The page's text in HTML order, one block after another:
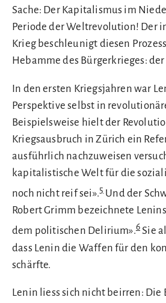
Sache: Der Kapitalismus im
Periode der Weltrevolution! Der
Krieg beschleunigt diesen
Hebamme des Bürgerkrieges:
In den ersten Kriegsjahren war
Perspektive selbst in
Beispielsweise hielt der
Kriegsausbruch in Zürich ein
ausführlich nachzuweisen
kapitalistische Welt für die
noch nicht reif sei».5Und der
Robert Grimm bezeichnete
dem politischen Delirium».6 Sie
dass Lenin die Waffen für den
schärfte.
Lenin liess sich nicht beirren: Die